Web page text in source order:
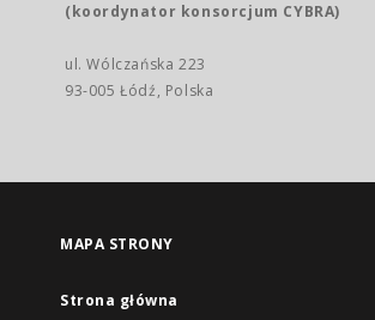
(koordynator konsorcjum CYBRA)
ul. Wólczańska 223
93-005 Łódź, Polska
MAPA STRONY
Strona główna